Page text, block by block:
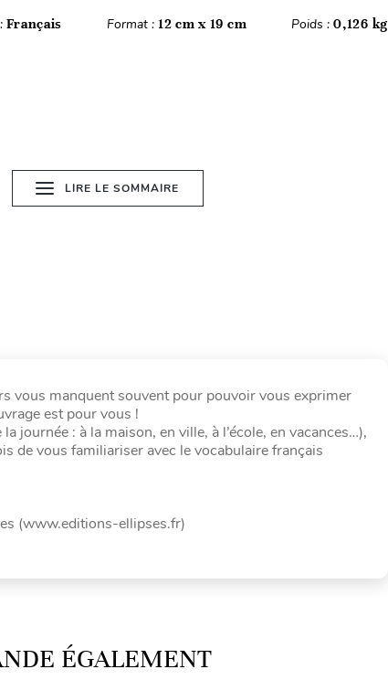
:Français Format :12 cm x 19 cm Poids :0,126 kg
LIRE LE SOMMAIRE
vous manquent souvent pour pouvoir vous exprimer
est pour vous !
journée : à la maison, en ville, à l’école, en vacances…),
de vous familiariser avec le vocabulaire français
(www.editions-ellipses.fr)
ÉGALEMENT